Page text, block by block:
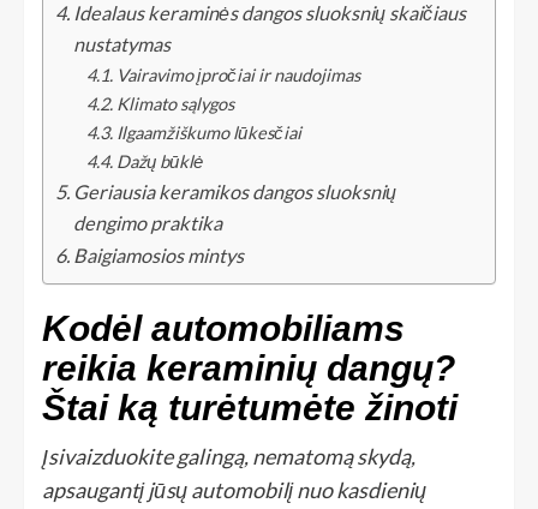
Idealaus keraminės dangos sluoksnių skaičiaus
nustatymas
Vairavimo įpročiai ir naudojimas
Klimato sąlygos
Ilgaamžiškumo lūkesčiai
Dažų būklė
Geriausia keramikos dangos sluoksnių
dengimo praktika
Baigiamosios mintys
Kodėl automobiliams
reikia keraminių dangų?
Štai ką turėtumėte žinoti
Įsivaizduokite galingą, nematomą skydą,
apsaugantį jūsų automobilį nuo kasdienių